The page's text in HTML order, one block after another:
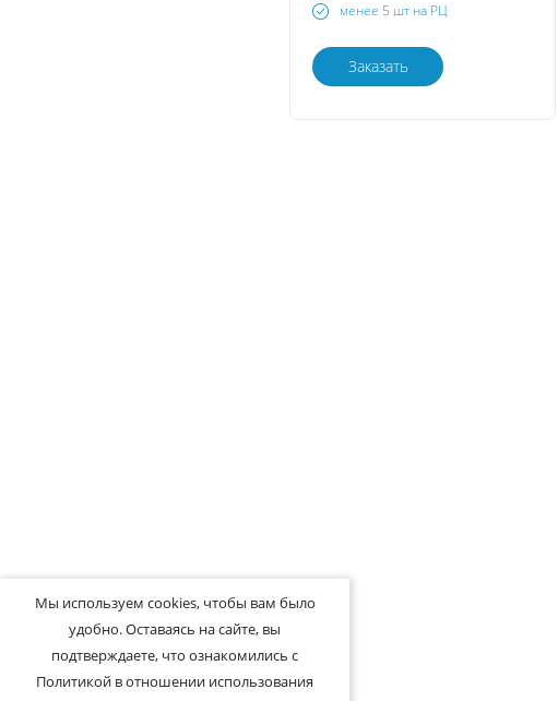
менее 5 шт на РЦ
Заказать
Мы используем cookies, чтобы вам было
удобно. Оставаясь на сайте, вы
подтверждаете, что ознакомились с
Политикой в отношении использования